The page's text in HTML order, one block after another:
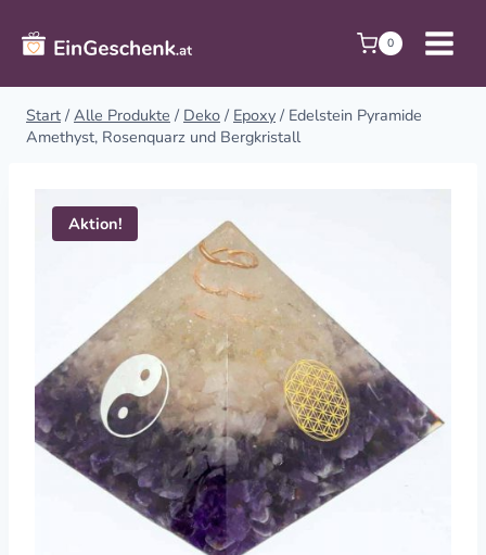
Inhalt
springen
0
Start / Alle Produkte / Deko / Epoxy / Edelstein Pyramide
Amethyst, Rosenquarz und Bergkristall
Aktion!